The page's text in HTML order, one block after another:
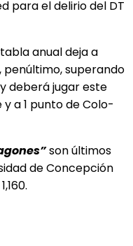
para el delirio del DT
anual deja a
penúltimo, superando
deberá jugar este
a 1 punto de Colo-
son últimos
de Concepción